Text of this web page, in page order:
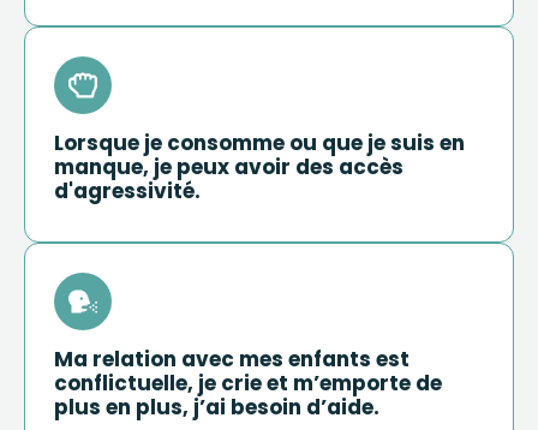
Lorsque je consomme ou que je suis en
manque, je peux avoir des accès
d'agressivité.
Ma relation avec mes enfants est
conflictuelle, je crie et m’emporte de
plus en plus, j’ai besoin d’aide.